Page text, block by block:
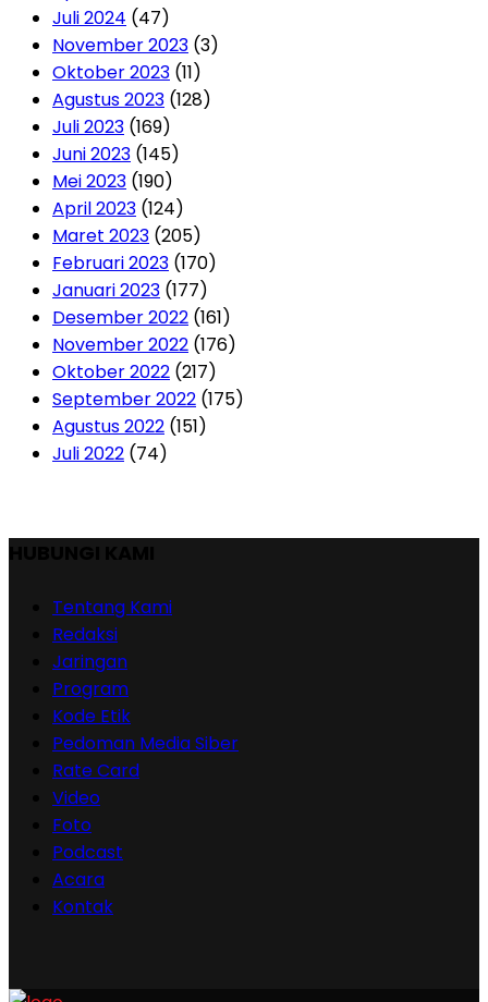
Juli 2024 (47)
November 2023 (3)
Oktober 2023 (11)
Agustus 2023 (128)
Juli 2023 (169)
Juni 2023 (145)
Mei 2023 (190)
April 2023 (124)
Maret 2023 (205)
Februari 2023 (170)
Januari 2023 (177)
Desember 2022 (161)
November 2022 (176)
Oktober 2022 (217)
September 2022 (175)
Agustus 2022 (151)
Juli 2022 (74)
Tentang Kami
Redaksi
Jaringan
Program
Kode Etik
Pedoman Media Siber
Rate Card
Video
Foto
Podcast
Acara
Kontak